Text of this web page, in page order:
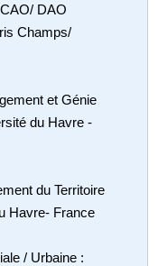
DAO
Champs/
et Génie
du Havre -
du Territoire
Havre- France
/ Urbaine :